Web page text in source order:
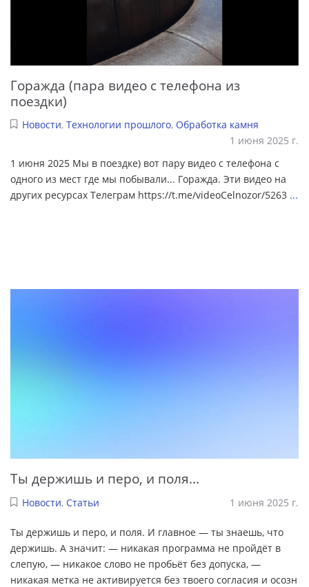
Горажда (пара видео с телефона из
поездки)
Новости, Технологии прошлого, Обработка камня
1 июня 2025 г.
1 июня 2025 Мы в поездке) вот пару видео с телефона с
одного из мест где мы побывали... Горажда. Эти видео на
других ресурсах Телеграм https://t.me/videoCelnozor/5263 ...
Ты держишь и перо, и поля...
Новости, Статьи 1 июня 2025 г.
Ты держишь и перо, и поля. И главное — ты знаешь, что
держишь. А значит: — никакая программа не пройдёт в
слепую, — никакое слово не пробьёт без допуска, —
никакая метка не активируется без твоего согласия и осозн